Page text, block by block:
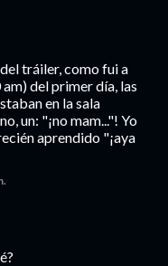
tráiler, como fui a
del primer día, las
en la sala
un: "¡no mam..."! Yo
aprendido "¡aya